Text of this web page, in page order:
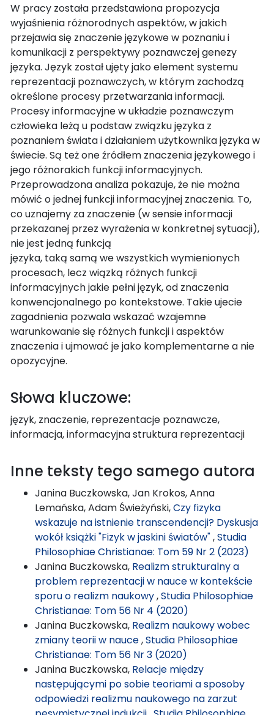
W pracy została przedstawiona propozycja
wyjaśnienia różnorodnych aspektów, w jakich
przejawia się znaczenie językowe w poznaniu i
komunikacji z perspektywy poznawczej genezy
języka. Język został ujęty jako element systemu
reprezentacji poznawczych, w którym zachodzą
określone procesy przetwarzania informacji.
Procesy informacyjne w układzie poznawczym
człowieka leżą u podstaw związku języka z
poznaniem świata i działaniem użytkownika języka w
świecie. Są też one źródłem znaczenia językowego i
jego różnorakich funkcji informacyjnych.
Przeprowadzona analiza pokazuje, że nie można
mówić o jednej funkcji informacyjnej znaczenia. To,
co uznajemy za znaczenie (w sensie informacji
przekazanej przez wyrażenia w konkretnej sytuacji),
nie jest jedną funkcją
języka, taką samą we wszystkich wymienionych
procesach, lecz wiązką różnych funkcji
informacyjnych jakie pełni język, od znaczenia
konwencjonalnego po kontekstowe. Takie ujecie
zagadnienia pozwala wskazać wzajemne
warunkowanie się różnych funkcji i aspektów
znaczenia i ujmować je jako komplementarne a nie
opozycyjne.
Słowa kluczowe:
język, znaczenie, reprezentacje poznawcze,
informacja, informacyjna struktura reprezentacji
Inne teksty tego samego autora
Janina Buczkowska, Jan Krokos, Anna
Lemańska, Adam Świeżyński,Czy fizyka
wskazuje na istnienie transcendencji? Dyskusja
wokół książki "Fizyk w jaskini światów",Studia
Philosophiae Christianae: Tom 59 Nr 2 (2023)
Janina Buczkowska, Realizm strukturalny a
problem reprezentacji w nauce w kontekście
sporu o realizm naukowy,Studia Philosophiae
Christianae: Tom 56 Nr 4 (2020)
Janina Buczkowska, Realizm naukowy wobec
zmiany teorii w nauce,Studia Philosophiae
Christianae: Tom 56 Nr 3 (2020)
Janina Buczkowska, Relacje między
następującymi po sobie teoriami a sposoby
odpowiedzi realizmu naukowego na zarzut